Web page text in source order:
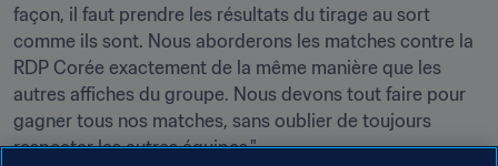
façon, il faut prendre les résultats du tirage au sort
comme ils sont. Nous aborderons les matches contre la
RDP Corée exactement de la même manière que les
autres affiches du groupe. Nous devons tout faire pour
gagner tous nos matches, sans oublier de toujours
respecter les autres équipes."